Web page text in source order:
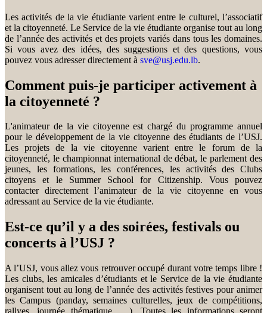
Les activités de la vie étudiante varient entre le culturel, l’associatif
et la citoyenneté. Le Service de la vie étudiante organise tout au long
de l’année des activités et des projets variés dans tous les domaines.
Si vous avez des idées, des suggestions et des questions, vous
pouvez vous adresser directement à sve@usj.edu.lb.
Comment puis-je participer activement à
la citoyenneté ?
L'animateur de la vie citoyenne est chargé du programme annuel
pour le développement de la vie citoyenne des étudiants de l’USJ.
Les projets de la vie citoyenne varient entre le forum de la
citoyenneté, le championnat international de débat, le parlement des
jeunes, les formations, les conférences, les activités des Clubs
citoyens et le Summer School for Citizenship. Vous pouvez
contacter directement l’animateur de la vie citoyenne en vous
adressant au Service de la vie étudiante.
Est-ce qu’il y a des soirées, festivals ou
concerts à l’USJ ?
A l’USJ, vous allez vous retrouver occupé durant votre temps libre !
Les clubs, les amicales d’étudiants et le Service de la vie étudiante
organisent tout au long de l’année des activités festives pour animer
les Campus (panday, semaines culturelles, jeux de compétitions,